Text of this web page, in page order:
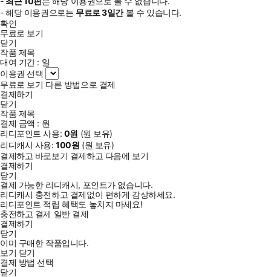
- 해당 이용권으로는 무료로3일간볼 수 있습니다.
확인
무료로 보기
닫기
작품 제목
대여 기간 : 일
이용권 선택
무료로 보기 다른 방법으로 결제
결제하기
닫기
작품 제목
결제 금액 : 원
리디포인트 사용: 0원 (원 보유)
리디캐시 사용:100원 (원 보유)
결제하고 바로보기 결제하고 다음에 보기
결제하기
닫기
결제 가능한 리디캐시, 포인트가 없습니다.
리디캐시 충전하고 결제없이 편하게 감상하세요.
리디포인트 적립 혜택도 놓치지 마세요!
충전하고 결제 일반 결제
결제하기
닫기
이미 구매한 작품입니다.
보기 닫기
결제 방법 선택
닫기